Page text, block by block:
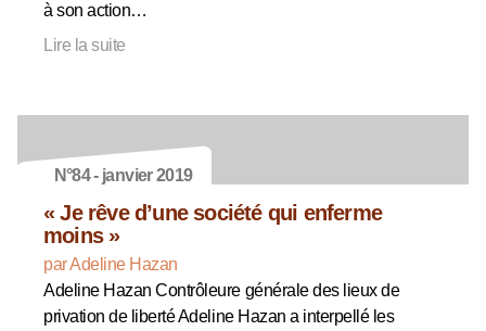
à son action…
Lire la suite
N°84 - janvier 2019
« Je rêve d’une société qui enferme
moins »
par Adeline Hazan
Adeline Hazan Contrôleure générale des lieux de
privation de liberté Adeline Hazan a interpellé les